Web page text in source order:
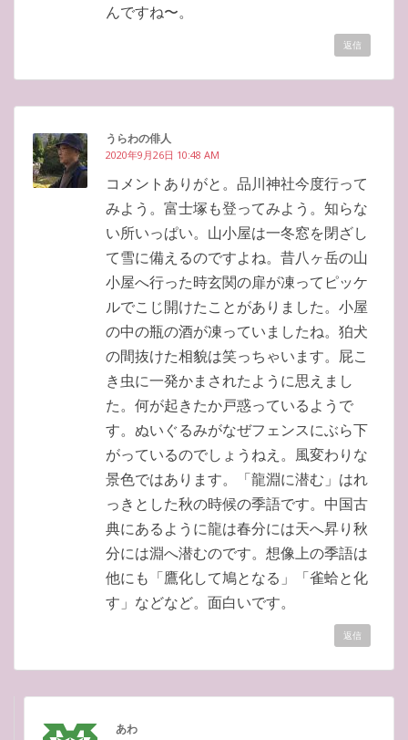
んですね〜。
返信
うらわの俳人
2020年9月26日 10:48 AM
コメントありがと。品川神社今度行って
みよう。富士塚も登ってみよう。知らな
い所いっぱい。山小屋は一冬窓を閉ざし
て雪に備えるのですよね。昔八ヶ岳の山
小屋へ行った時玄関の扉が凍ってピッケ
ルでこじ開けたことがありました。小屋
の中の瓶の酒が凍っていましたね。狛犬
の間抜けた相貌は笑っちゃいます。屁こ
き虫に一発かまされたように思えまし
た。何が起きたか戸惑っているようで
す。ぬいぐるみがなぜフェンスにぶら下
がっているのでしょうねえ。風変わりな
景色ではあります。「龍淵に潜む」はれ
っきとした秋の時候の季語です。中国古
典にあるように龍は春分には天へ昇り秋
分には淵へ潜むのです。想像上の季語は
他にも「鷹化して鳩となる」「雀蛤と化
す」などなど。面白いです。
返信
あわ